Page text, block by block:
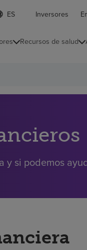
Inversores
Recursos de salud
y si podemos